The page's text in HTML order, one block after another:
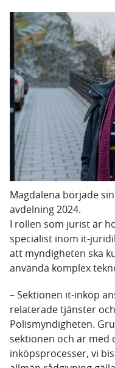
Magdalena började
avdelning 2024.
I rollen som jurist är
specialist inom it-
att myndigheten ska
använda komplex
– Sektionen it-inköp
relaterade tjänster
Polismyndigheten.
sektionen och är med
inköpsprocesser, vi